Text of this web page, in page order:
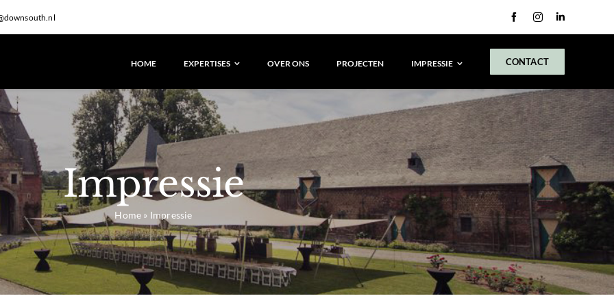
HOME EXPERTISES OVER ONS PROJECTEN IMPRESSIE CONTACT
Impressie
Home » Impressie